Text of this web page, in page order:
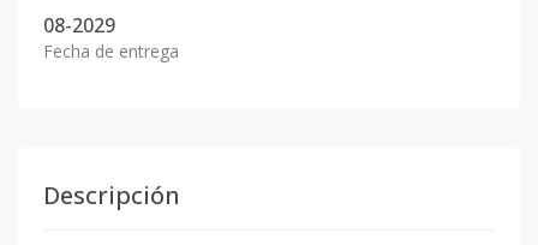
08-2029
Fecha de entrega
Descripción